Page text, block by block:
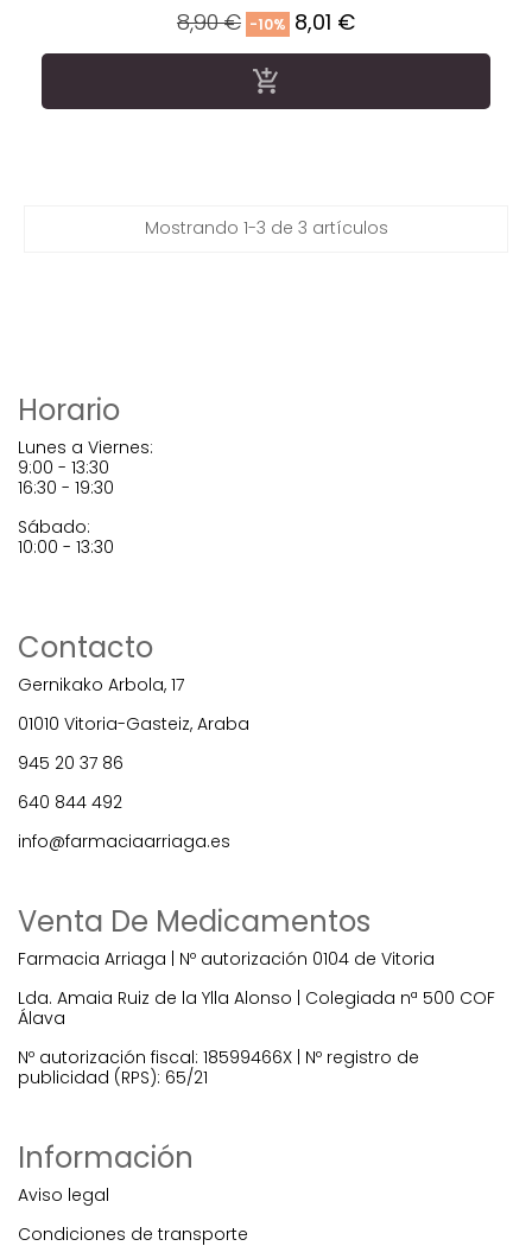
Precio
regular
8,90 € -10% Precio
8,01 €

Mostrando 1-3 de 3 artículos
Horario
Lunes a Viernes:
9:00 - 13:30
16:30 - 19:30
Sábado:
10:00 - 13:30
Contacto
Gernikako Arbola, 17
01010 Vitoria-Gasteiz, Araba
945 20 37 86
640 844 492
info@farmaciaarriaga.es
Venta De Medicamentos
Farmacia Arriaga | Nº autorización 0104 de Vitoria
Lda. Amaia Ruiz de la Ylla Alonso | Colegiada nª 500 COF
Álava
Nº autorización fiscal: 18599466X | Nº registro de
publicidad (RPS): 65/21
Información
Aviso legal
Condiciones de transporte